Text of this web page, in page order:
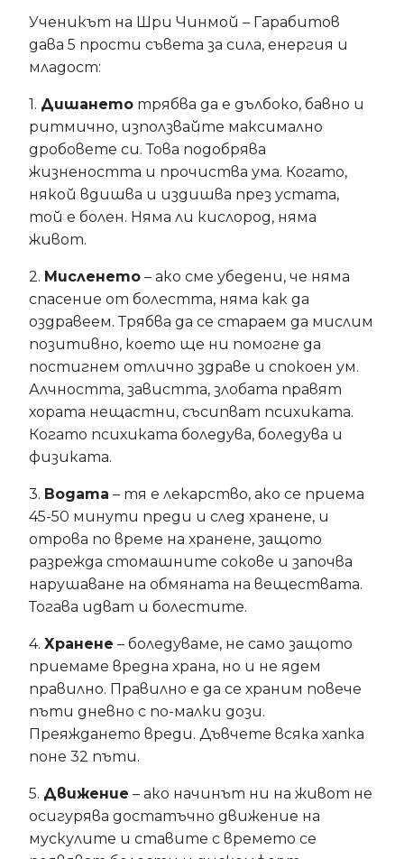
Ученикът на Шри Чинмой – Гарабитов
дава 5 прости съвета за сила, енергия и
младост:
1. Дишането трябва да е дълбоко, бавно и
ритмично, използвайте максимално
дробовете си. Това подобрява
жизнеността и прочиства ума. Когато,
някой вдишва и издишва през устата,
той е болен. Няма ли кислород, няма
живот.
2. Мисленето – ако сме убедени, че няма
спасение от болестта, няма как да
оздравеем. Трябва да се стараем да мислим
позитивно, което ще ни помогне да
постигнем отлично здраве и спокоен ум.
Алчността, завистта, злобата правят
хората нещастни, съсипват психиката.
Когато психиката боледува, боледува и
физиката.
3. Водата – тя е лекарство, ако се приема
45-50 минути преди и след хранене, и
отрова по време на хранене, защото
разрежда стомашните сокове и започва
нарушаване на обмяната на веществата.
Тогава идват и болестите.
4. Хранене – боледуваме, не само защото
приемаме вредна храна, но и не ядем
правилно. Правилно е да се храним повече
пъти дневно с по-малки дози.
Преяждането вреди. Дъвчете всяка хапка
поне 32 пъти.
5. Движение – ако начинът ни на живот не
осигурява достатъчно движение на
мускулите и ставите с времето се